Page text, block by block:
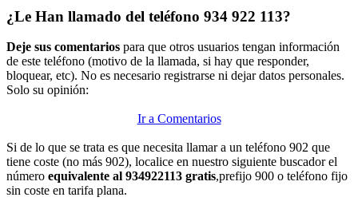
¿Le Han llamado del teléfono 934 922 113?
Deje sus comentarios para que otros usuarios tengan información
de este teléfono (motivo de la llamada, si hay que responder,
bloquear, etc). No es necesario registrarse ni dejar datos personales.
Solo su opinión:
Ir a Comentarios
Si de lo que se trata es que necesita llamar a un teléfono 902 que
tiene coste (no más 902), localice en nuestro siguiente buscador el
número equivalente al 934922113 gratis,prefijo 900 o teléfono fijo
sin coste en tarifa plana.